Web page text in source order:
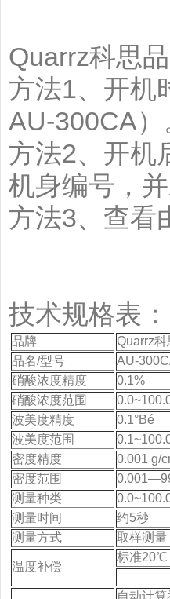
Quarrz科思
方法1、开机
AU-300CA）
方法2、开机
机身编号，
方法3、查看
技术规格表：
品牌
Quarrz科
品名/型号
AU-
硝酸浓度精度
0.1%
硝酸浓度范围
波美度精度
0.1°Bé
波美度范围
密度精度
0.001 g/
密度范围
测量种类
测量时间
约5秒
测量方式
取样测量
温度补偿
标准20℃
其
自动计